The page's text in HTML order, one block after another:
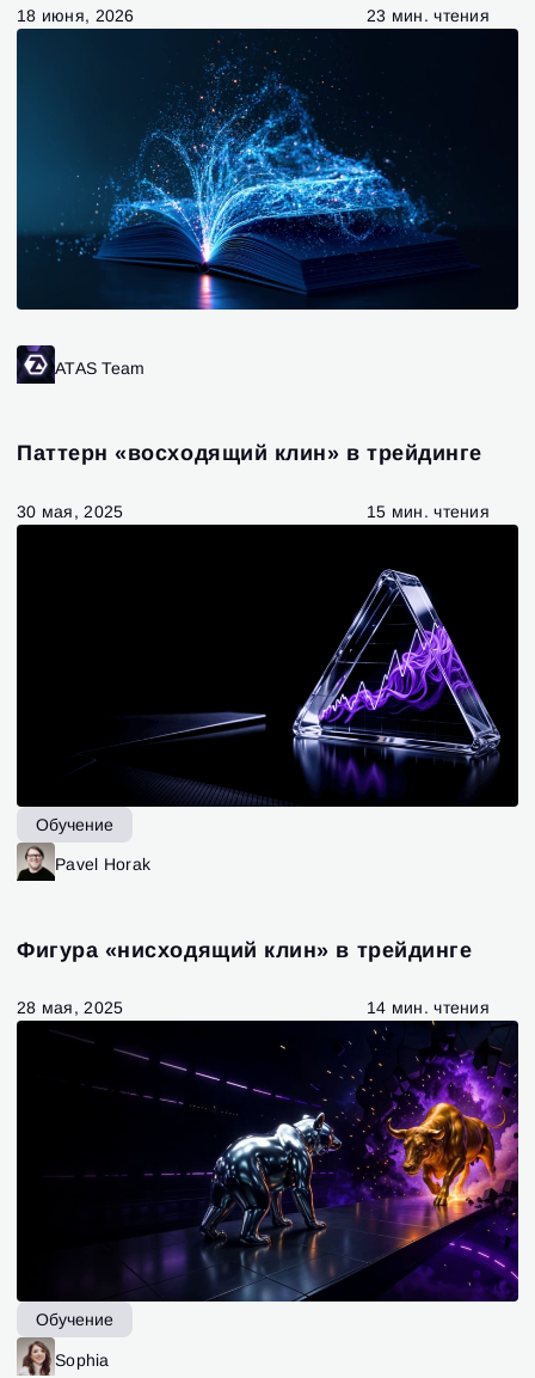
18 июня, 2026 23 мин. чтения
ATAS Team
Паттерн «восходящий клин» в трейдинге
30 мая, 2025 15 мин. чтения
Обучение
Pavel Horak
Фигура «нисходящий клин» в трейдинге
28 мая, 2025 14 мин. чтения
Обучение
Sophia